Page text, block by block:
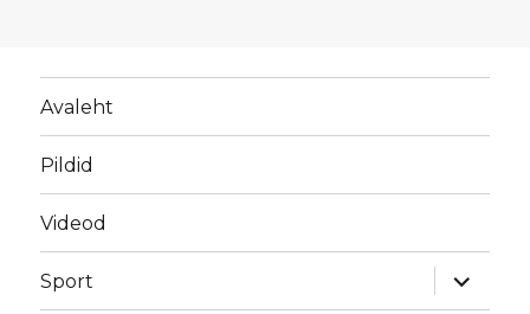
Avaleht
Pildid
Videod
Sport
laienda